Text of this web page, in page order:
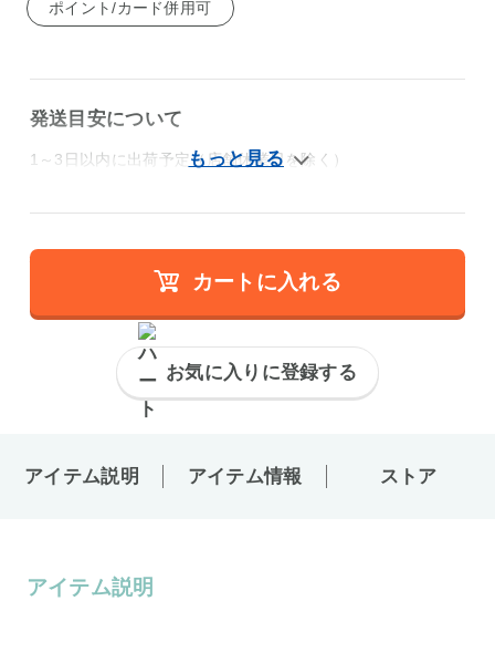
ポイント/カード併用可
発送目安について
1～3日以内に出荷予定（店舗休業日を除く）
カートに入れる
お気に入りに登録する
アイテム説明 アイテム情報 ストア
アイテム説明